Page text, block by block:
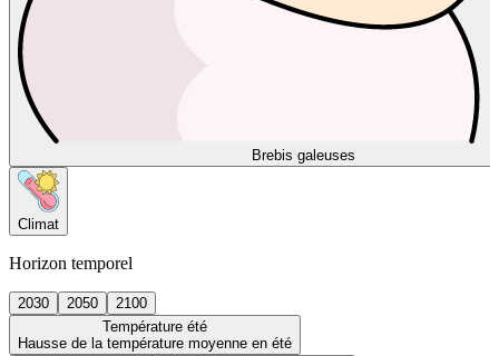
Brebis galeuses
Climat
Horizon temporel
2030 2050
2100
Température été
Hausse de la température moyenne en été